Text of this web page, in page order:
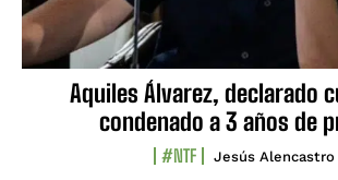
Aquiles Álvarez, declarado
condenado a 3 años de
#NTF Jesús Alencastro